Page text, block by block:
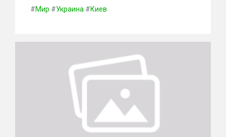
#Мир #Украина #Киев